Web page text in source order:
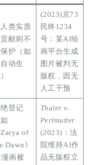
类实质
献则不
护（如
动生
(2023)京73
民终1234
号：某AI绘
画平台生成
图片被判无
版权，因无
人工干预
登记
如
Zarya of
Dawn》
画被
Thaler v.
Perlmutter
(2023)：法
院维持AI作
品无版权立